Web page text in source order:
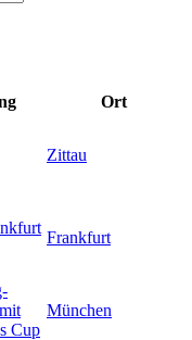
Ort
Zittau
Frankfurt
Cup
München